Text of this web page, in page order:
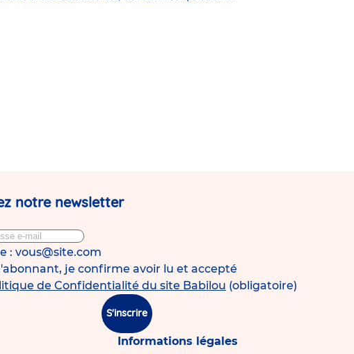
notre newsletter
: vous@site.com
je confirme avoir lu et accepté
de Confidentialité du site Babilou (obligatoire)
S'inscrire
Informations légales